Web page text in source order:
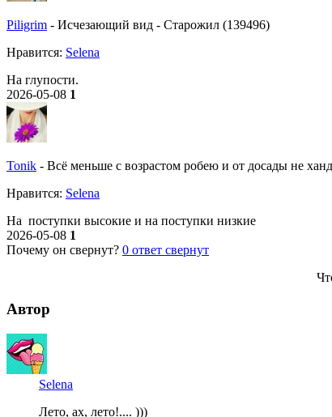
Piligrim - Исчезающий вид - Старожил (139496)
Нравитcя: Selena
На глупости.
2026-05-08 1
Tonik - Всё меньше с возрастом робею и от досады не
Нравитcя: Selena
На поступки высокие и на поступки низкие
2026-05-08 1
Почему он свернут? 0 ответ свернут
Автор
Selena
Лето, ах, лето!.... )))